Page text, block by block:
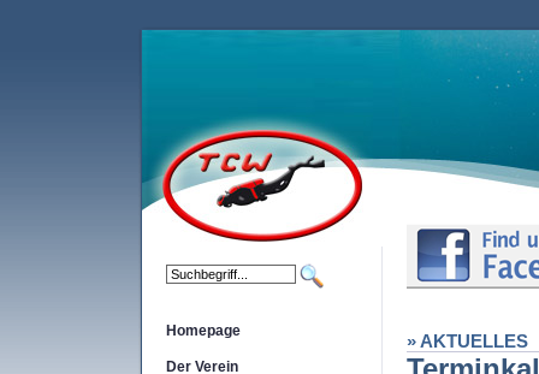
Homepage
Der Verein
» AKTUELLES